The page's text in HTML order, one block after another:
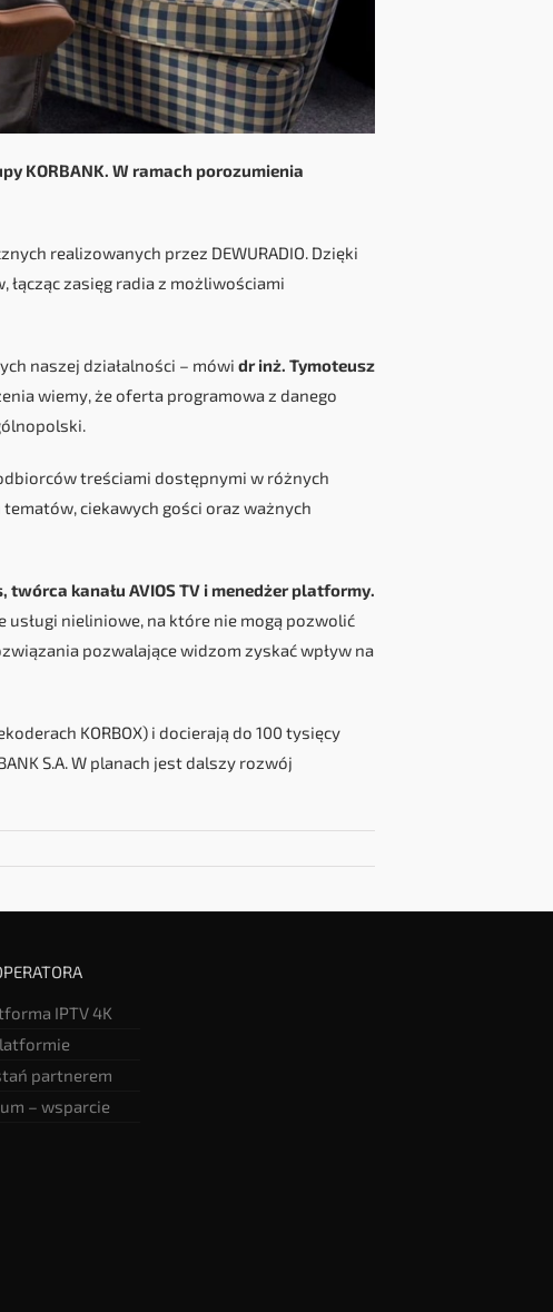
KORBANK. W ramach porozumienia
realizowanych przez DEWURADIO. Dzięki
zasięg radia z możliwościami
naszej działalności – mówi dr inż. Tymoteusz
wiemy, że oferta programowa z danego
treściami dostępnymi w różnych
ciekawych gości oraz ważnych
twórca kanału AVIOS TV i menedżer platformy.
nieliniowe, na które nie mogą pozwolić
pozwalające widzom zyskać wpływ na
KORBOX) i docierają do 100 tysięcy
S.A. W planach jest dalszy rozwój
IPTV 4K
partnerem
– wsparcie